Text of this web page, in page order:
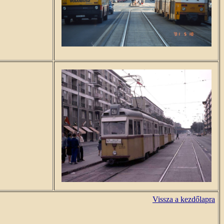
Vissza a kezdőlapra